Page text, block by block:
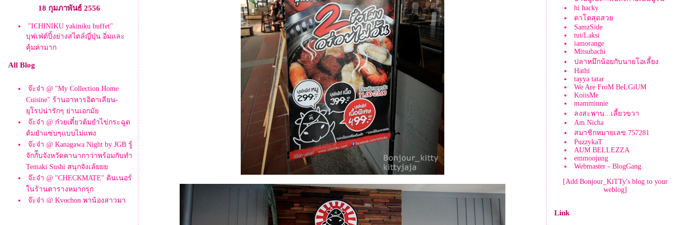
18 กุมภาพันธ์ 2556
"ICHINIKU yakiniku buffet"
บุฟเฟ่ต์ปิ้งย่างสไตล์ญี่ปุ่น อิ่มและ
คุ้มค่ามาก
All Blog
จ๊ะจ๋า @ "My Collection Home
Cuisine" ร้านอาหารอิตาเลียน-
ุโรปน่ารักๆ ย่านเอกมั
จ๊ะจ๋า @ ก๋วยเตี๋ยวต้มยำไข่กระฉูด
ต้มยำแซ่บๆแบบไม่แพง
จ๊ะจ๋า @ Kanagawa Night by JGB รู้
จักกัีบจังหวัดคานากาว่าพร้อมกับทำ
Temaki Sushi สนุกจังเล้
จ๊ะจ๋า @ "CHECKMATE" ดินเนอร์
นร้านตารางหมากรุก
จ๊ะจ๋า @ Kyochon พาน้องสาวมา
hi hacky
ตาโตสุดสว
SamzSide
tui/Laksi
iamorange
Mitsubachi
ปลาหมึกน้อยกับนายโอเลี้ยง
Hathi
tayya tatar
We Are FroM BeLGiUM
KoiisMe
mamminnie
ลงสะพาน...เลี้ยวขวา
Am Nicha
สมาชิกหมายเลข 757281
PuzzykaT
AUM BELLEZZA
emmoojung
Webmaster - BlogGang
[Add Bonjour_KiTTy's blog to your
weblog]
Link